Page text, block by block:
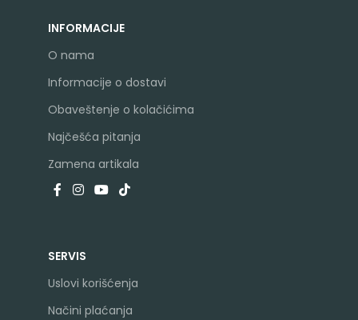
INFORMACIJE
O nama
Informacije o dostavi
Obaveštenje o kolačićima
Najčešća pitanja
Zamena artikala
SERVIS
Uslovi korišćenja
Načini plaćanja